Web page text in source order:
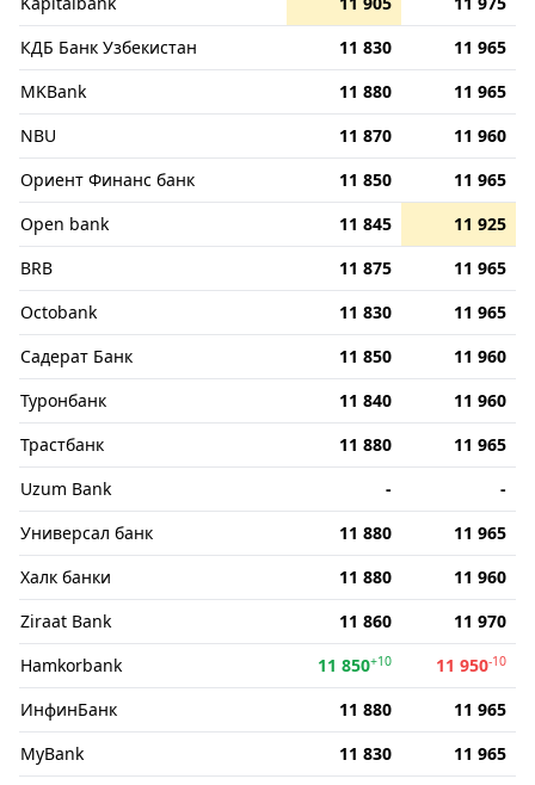
КДБ Банк Узбекистан
11 830
11 965
MKBank
11 880
11 965
NBU
11 870
11 960
Ориент Финанс банк
11 850
11 965
Open bank
11 845
11 925
BRB
11 875
11 965
Octobank
11 830
11 965
Садерат Банк
11 850
11 960
Туронбанк
11 840
11 960
Трастбанк
11 880
11 965
Uzum Bank
-
-
Универсал банк
11 880
11 965
Халк банки
11 880
11 960
Ziraat Bank
11 860
11 970
Hamkorbank
11 850+10 11 950-10
ИнфинБанк 11 880
11 965
MyBank
11 830
11 965